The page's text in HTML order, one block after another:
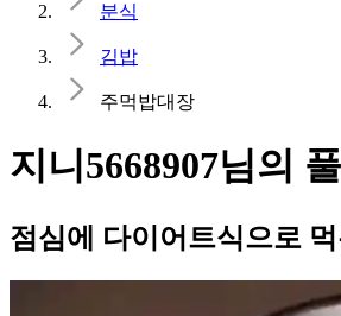
분식
김밥
주먹밥대장
지니5668907님의
점심에 다이어트식으로